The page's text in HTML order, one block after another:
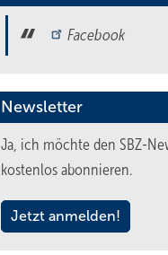
Facebook
Newsletter
Ja, ich möchte den SBZ-
kostenlos abonnieren.
Jetzt anmelden!